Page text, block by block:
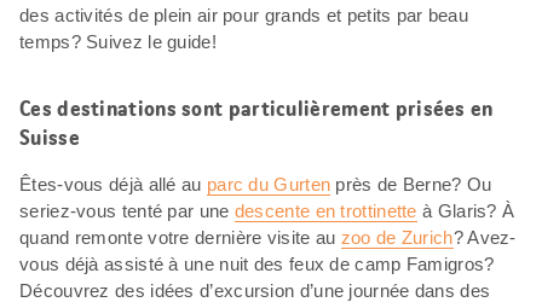
des activités de plein air pour grands et petits par beau
temps? Suivez le guide!
Ces destinations sont particulièrement prisées en
Suisse
Êtes-vous déjà allé au parc du Gurten près de Berne? Ou
seriez-vous tenté par une descente en trottinette à Glaris? À
quand remonte votre dernière visite au zoo de Zurich? Avez-
vous déjà assisté à une nuit des feux de camp Famigros?
Découvrez des idées d’excursion d’une journée dans des